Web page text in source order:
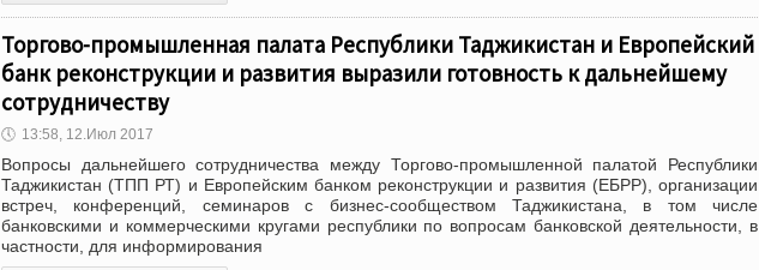
Торгово-промышленная палата Республики Таджикистан и Европейский
банк реконструкции и развития выразили готовность к дальнейшему
сотрудничеству
🕔 13:58, 12.Июл 2017
Вопросы дальнейшего сотрудничества между Торгово-промышленной палатой Республики
Таджикистан (ТПП РТ) и Европейским банком реконструкции и развития (ЕБРР), организации
встреч, конференций, семинаров с бизнес-сообществом Таджикистана, в том числе
банковскими и коммерческими кругами республики по вопросам банковской деятельности, в
частности, для информирования